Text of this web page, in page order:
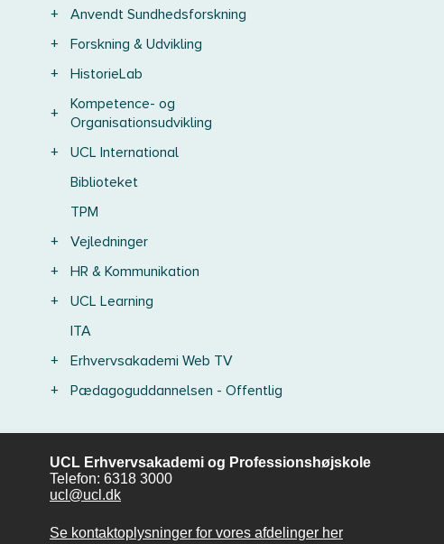
+
Anvendt Sundhedsforskning
+
Forskning & Udvikling
+
HistorieLab
+
Kompetence- og
Organisationsudvikling
+
UCL International
Biblioteket
TPM
+
Vejledninger
+
HR & Kommunikation
+
UCL Learning
ITA
+
Erhvervsakademi Web TV
+
Pædagoguddannelsen - Offentlig
UCL Erhvervsakademi og Professionshøjskole
Telefon: 6318 3000
ucl@ucl.dk
Se kontaktoplysninger for vores afdelinger her